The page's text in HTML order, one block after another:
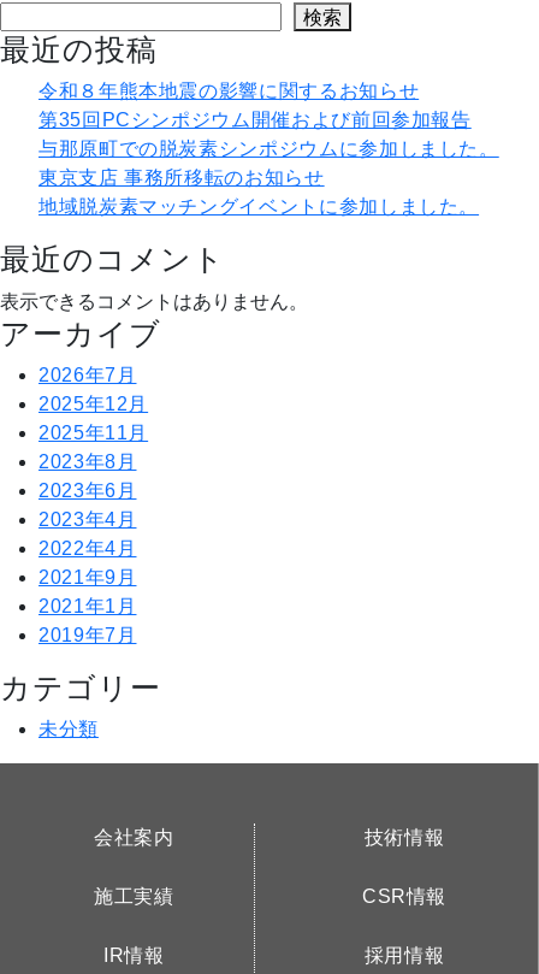
ー
ー
ジ
リ
ニ
ュ
検索
最近の投稿
令和８年熊本地震の影響に関するお知らせ
第35回PCシンポジウム開催および前回参加報告
与那原町での脱炭素シンポジウムに参加しました。
東京支店 事務所移転のお知らせ
地域脱炭素マッチングイベントに参加しました。
最近のコメント
表示できるコメントはありません。
アーカイブ
2026年7月
2025年12月
2025年11月
2023年8月
2023年6月
2023年4月
2022年4月
2021年9月
2021年1月
2019年7月
カテゴリー
未分類
会社案内
施工実績
IR情報
技術情報
CSR情報
採用情報